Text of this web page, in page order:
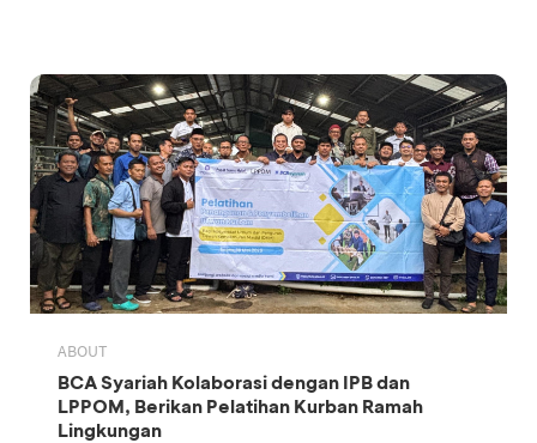
ABOUT
BCA Syariah Kolaborasi dengan IPB dan
LPPOM, Berikan Pelatihan Kurban Ramah
Lingkungan